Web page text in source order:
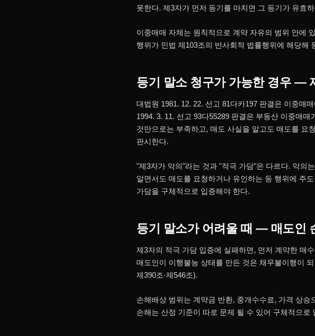
못한다. 제3자가 먼저 등기를 마치면 그 등기가 유효
이중매매 자체는 원칙적으로 계약 자유의 범위 안에
행위가 민법 제103조의 반사회적 법률행위에 해당해
등기 말소 청구가 가능한 경우 —
대법원 1981. 12. 22. 선고 81다카197 판결은 이중매
1994. 3. 11. 선고 93다55289 판결은 부동산 이중매
것만으로는 부족하고, 매도 사실을 알고도 매도를 요
판시한다.
"제3자가 악의"라는 것과 "적극 가담"은 다르다. 악의
알면서도 매도를 요청하거나 유인하는 등 행위에 주
가담을 구체적으로 입증해야 한다.
등기 말소가 어려울 때 — 매도인
제3자의 적극 가담 입증에 실패하면, 먼저 계약한 매
매도인이 이행불능 상태를 만든 것은 채무불이행이
제390조·제546조).
손해배상 범위는 계약금 반환, 중개수수료, 가격 상
손해는 산정 기준이 따로 문제 될 수 있어 구체적으로